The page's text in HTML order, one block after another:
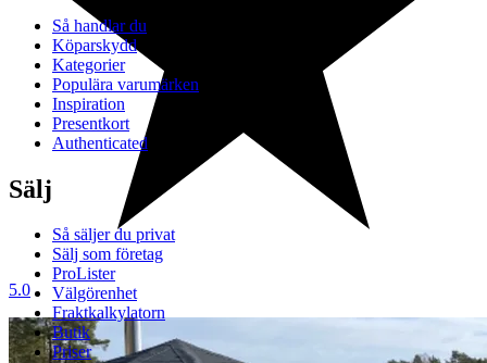
5.0
Så handlar du
Köparskydd
Kategorier
Populära varumärken
Inspiration
Presentkort
Authenticated
Sälj
Så säljer du privat
Sälj som företag
ProLister
Välgörenhet
Fraktkalkylatorn
Butik
Priser